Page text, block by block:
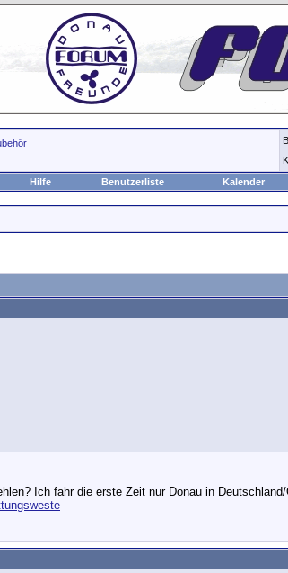
Hilfe Benutzerliste Kalender
Ich fahr die erste Zeit nur Donau in